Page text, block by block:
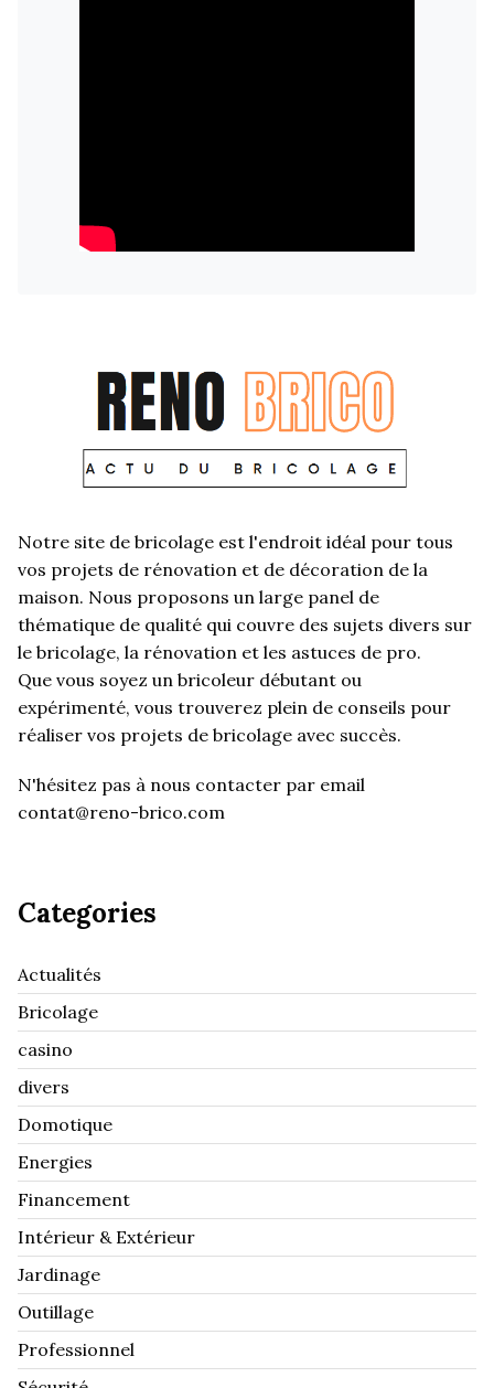
Notre site de bricolage est l'endroit idéal pour tous
vos projets de rénovation et de décoration de la
maison. Nous proposons un large panel de
thématique de qualité qui couvre des sujets divers sur
le bricolage, la rénovation et les astuces de pro.
Que vous soyez un bricoleur débutant ou
expérimenté, vous trouverez plein de conseils pour
réaliser vos projets de bricolage avec succès.
N'hésitez pas à nous contacter par email
contat@reno-brico.com
Categories
Actualités
Bricolage
casino
divers
Domotique
Energies
Financement
Intérieur & Extérieur
Jardinage
Outillage
Professionnel